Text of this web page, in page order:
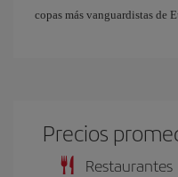
copas más vanguardistas de
Precios
Restaurantes